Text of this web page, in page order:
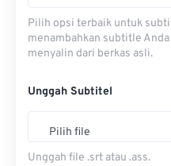
Pilih opsi terbaik untuk
menambahkan subtitle
menyalin dari berkas asli.
Unggah Subtitel
Pilih file
Unggah file .srt atau .ass.